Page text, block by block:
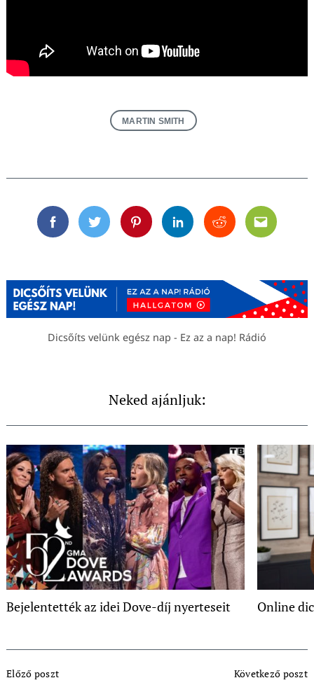
MARTIN SMITH
FacebookTwitterPinterestLinkedinRedditEmail
Dicsőíts velünk egész nap - Ez az a nap! Rádió
Neked ajánljuk:
Bejelentették az idei Dove-díj nyerteseit Online
Navigation
Előző poszt Következő poszt